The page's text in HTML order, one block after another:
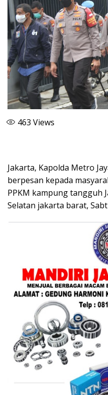
463 Views
Jakarta, Kapolda Metro
berpesan kepada
PPKM kampung tangguh
Selatan jakarta barat,